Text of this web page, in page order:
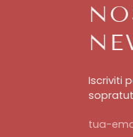
Iscriviti